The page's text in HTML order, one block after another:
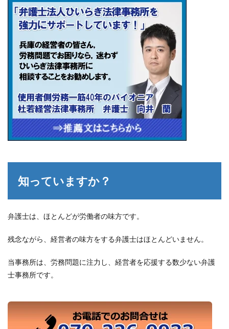
知っていますか？
弁護士は、ほとんどが労働者の味方です。
残念ながら、経営者の味方をする弁護士はほとんどいません。
当事務所は、労務問題に注力し、経営者を応援する数少ない弁護
士事務所です。